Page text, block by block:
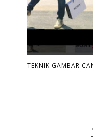
TEKNIK GAMBAR